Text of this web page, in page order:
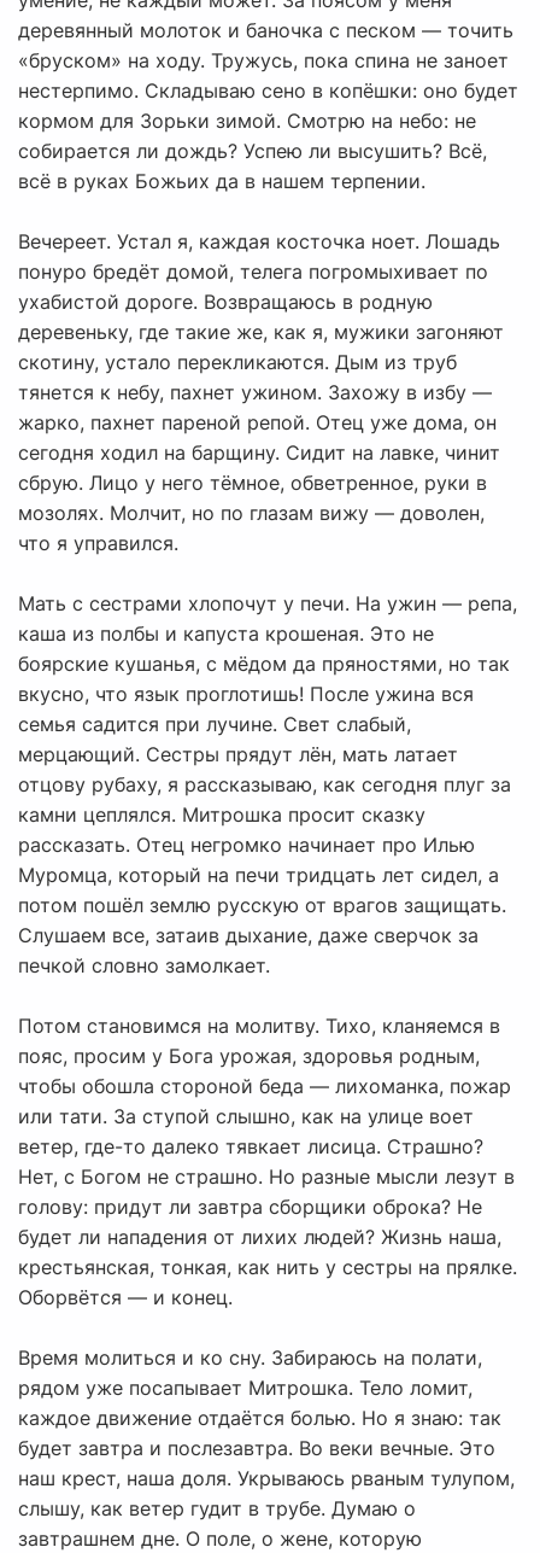
деревянный молоток и баночка с песком — точить
«бруском» на ходу. Тружусь, пока спина не заноет
нестерпимо. Складываю сено в копёшки: оно будет
кормом для Зорьки зимой. Смотрю на небо: не
собирается ли дождь? Успею ли высушить? Всё,
всё в руках Божьих да в нашем терпении.
Вечереет. Устал я, каждая косточка ноет. Лошадь
понуро бредёт домой, телега погромыхивает по
ухабистой дороге. Возвращаюсь в родную
деревеньку, где такие же, как я, мужики загоняют
скотину, устало перекликаются. Дым из труб
тянется к небу, пахнет ужином. Захожу в избу —
жарко, пахнет пареной репой. Отец уже дома, он
сегодня ходил на барщину. Сидит на лавке, чинит
сбрую. Лицо у него тёмное, обветренное, руки в
мозолях. Молчит, но по глазам вижу — доволен,
что я управился.
Мать с сестрами хлопочут у печи. На ужин — репа,
каша из полбы и капуста крошеная. Это не
боярские кушанья, с мёдом да пряностями, но так
вкусно, что язык проглотишь! После ужина вся
семья садится при лучине. Свет слабый,
мерцающий. Сестры прядут лён, мать латает
отцову рубаху, я рассказываю, как сегодня плуг за
камни цеплялся. Митрошка просит сказку
рассказать. Отец негромко начинает про Илью
Муромца, который на печи тридцать лет сидел, а
потом пошёл землю русскую от врагов защищать.
Слушаем все, затаив дыхание, даже сверчок за
печкой словно замолкает.
Потом становимся на молитву. Тихо, кланяемся в
пояс, просим у Бога урожая, здоровья родным,
чтобы обошла стороной беда — лихоманка, пожар
или тати. За ступой слышно, как на улице воет
ветер, где-то далеко тявкает лисица. Страшно?
Нет, с Богом не страшно. Но разные мысли лезут в
голову: придут ли завтра сборщики оброка? Не
будет ли нападения от лихих людей? Жизнь наша,
крестьянская, тонкая, как нить у сестры на прялке.
Оборвётся — и конец.
Время молиться и ко сну. Забираюсь на полати,
рядом уже посапывает Митрошка. Тело ломит,
каждое движение отдаётся болью. Но я знаю: так
будет завтра и послезавтра. Во веки вечные. Это
наш крест, наша доля. Укрываюсь рваным тулупом,
слышу, как ветер гудит в трубе. Думаю о
завтрашнем дне. О поле, о жене, которую